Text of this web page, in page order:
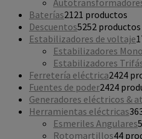
Baterías21 21 productos
Descuentos5252 productos
Estabilizadores de voltaje
Estabilizadores
Estabilizadores
Ferretería eléctrica2424
Fuentes de poder2424
Generadores eléctricos &
Herramientas eléctricas36
Esmeriles Angulares5
Rotomartillos44